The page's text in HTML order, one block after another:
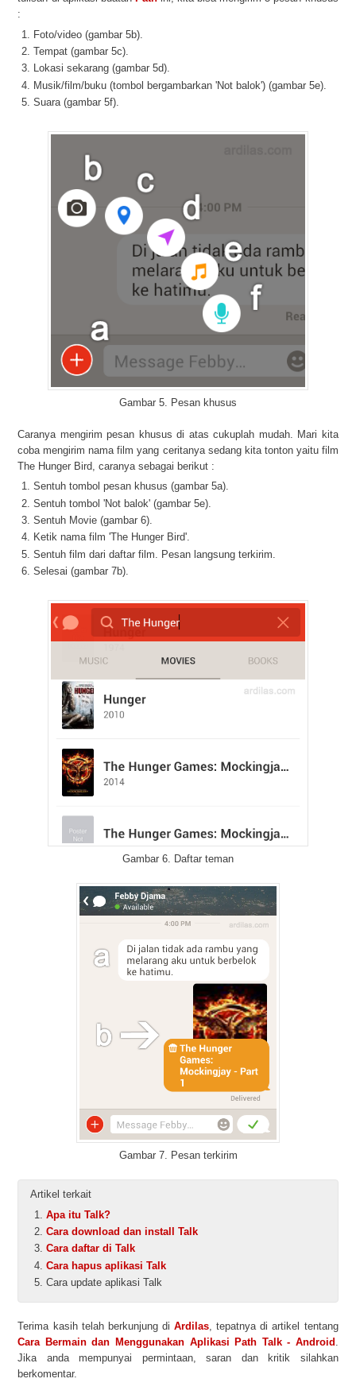
:
Foto/video (gambar 5b).
Tempat (gambar 5c).
Lokasi sekarang (gambar 5d).
Musik/film/buku (tombol bergambarkan 'Not balok') (gambar 5e).
Suara (gambar 5f).
Gambar 5. Pesan khusus
Caranya mengirim pesan khusus di atas cukuplah mudah. Mari kita
coba mengirim nama film yang ceritanya sedang kita tonton yaitu film
The Hunger Bird, caranya sebagai berikut :
Sentuh tombol pesan khusus (gambar 5a).
Sentuh tombol 'Not balok' (gambar 5e).
Sentuh Movie (gambar 6).
Ketik nama film 'The Hunger Bird'.
Sentuh film dari daftar film. Pesan langsung terkirim.
Selesai (gambar 7b).
Gambar 6. Daftar teman
Gambar 7. Pesan terkirim
Artikel terkait
Apa itu Talk?
Cara download dan install Talk
Cara daftar di Talk
Cara hapus aplikasi Talk
Cara update aplikasi Talk
Terima kasih telah berkunjung diArdilas , tepatnya di artikel tentang
Cara Bermain dan Menggunakan Aplikasi Path Talk - Android
Jika anda mempunyai permintaan, saran dan kritik silahkan
berkomentar.